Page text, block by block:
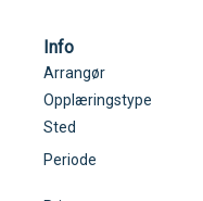
Info
Arrangør
Opplæringstype
Sted
Periode